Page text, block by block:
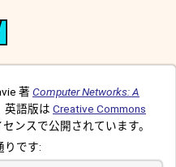
著 Computer Networks: A
英語版は Creative Commons
センスで公開されています。
りです: